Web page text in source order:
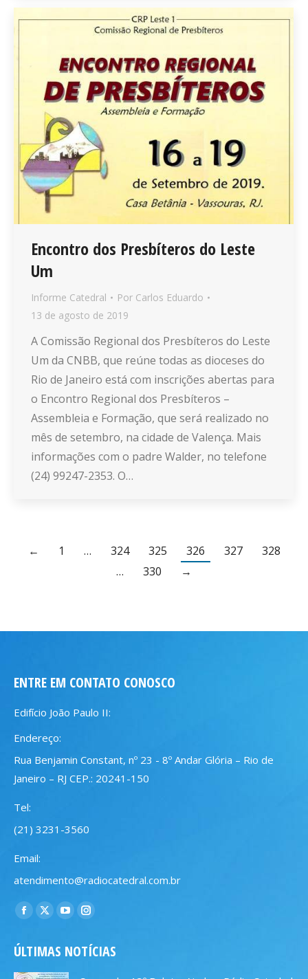
Encontro dos Presbíteros do Leste
Um
Informe Catedral Por Carlos Eduardo
13 de agosto de 2019
A Comissão Regional dos Presbíteros do Leste
Um da CNBB, que reúne todas as dioceses do
Rio de Janeiro está com inscrições abertas para
o Encontro Regional dos Presbíteros –
Assembleia e Formação, que será realizado no
mês de setembro, na cidade de Valença. Mais
informações com o padre Walder, no telefone
(24) 99247-2353. O…
← 1 … 324 325 326 327
328
…
330 →
ENTRE EM CONTATO CONOSCO
Edifício João Paulo II:
Endereço:
Rua Benjamin Constant, nº 23 - 8º Andar Glória – Rio de
Janeiro – RJ CEP.: 20241-150
Tel:
(21) 3231-3560
Email:
atendimento@radiocatedral.com.br
Encontre-nos em:
Facebook
opens
in
X
opens
in
YouTube
opens
in
Instagram
opens
ÚLTIMAS NOTÍCIAS